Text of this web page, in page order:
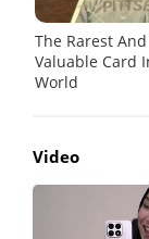
Video